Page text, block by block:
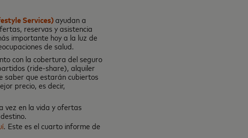
Services)ayudan a
reservas y asistencia
importante hoy a la luz de
de salud.
con la cobertura del seguro
(ride-share), alquiler
saber que estarán cubiertos
precio, es decir,
vez en la vida y ofertas
. Este es el cuarto informe de